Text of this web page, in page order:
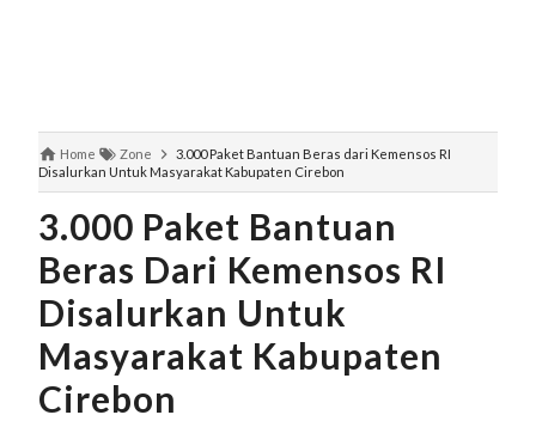
Home Zone
3.000 Paket Bantuan Beras dari Kemensos RI
Disalurkan Untuk Masyarakat Kabupaten Cirebon
3.000 Paket Bantuan
Beras Dari Kemensos RI
Disalurkan Untuk
Masyarakat Kabupaten
Cirebon